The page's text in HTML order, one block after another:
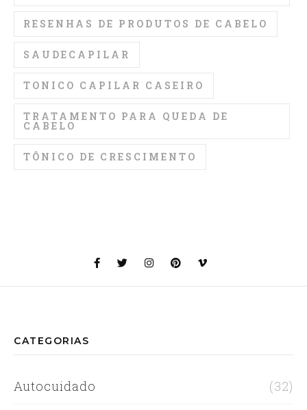
RESENHAS DE PRODUTOS DE CABELO
SAUDECAPILAR
TONICO CAPILAR CASEIRO
TRATAMENTO PARA QUEDA DE
CABELO
TÔNICO DE CRESCIMENTO
CATEGORIAS
Autocuidado (32)